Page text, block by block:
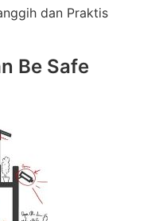
dan Praktis
Be Safe